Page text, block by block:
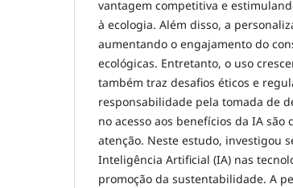
vantagem competitiva e
à ecologia. Além disso, a
aumentando o engajamento do
ecológicas. Entretanto, o uso
também traz desafios éticos e
responsabilidade pela tomada de
no acesso aos benefícios da IA
atenção. Neste estudo, investigou
Inteligência Artificial (IA) nas
promoção da sustentabilidade. A